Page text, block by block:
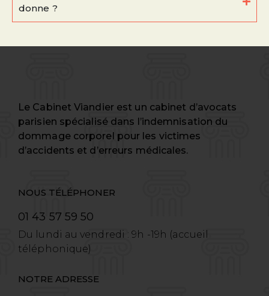
donne ?
Le Cabinet Viandier est un cabinet d’avocats
parisien spécialisé dans l’indemnisation du
dommage corporel pour les victimes
d’accidents et d’erreurs médicales.
NOUS TÉLÉPHONER
01 43 57 59 50
Du lundi au vendredi : 9h -19h (accueil
téléphonique)
NOTRE ADRESSE